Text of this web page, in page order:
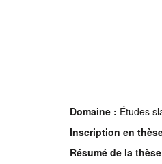
Domaine : Études
Inscription en
Résumé de la thèse